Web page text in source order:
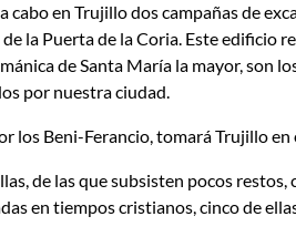
cabo en Trujillo dos campañas de
la Puerta de la Coria. Este edificio
de Santa María la mayor, son
por nuestra ciudad.
los Beni-Ferancio, tomará Trujillo en
de las que subsisten pocos restos,
en tiempos cristianos, cinco de